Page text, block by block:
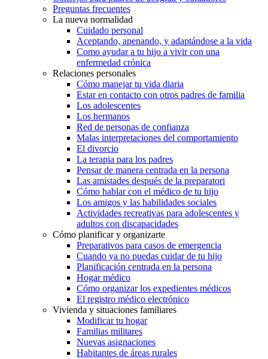
Preguntas frecuentes
La nueva normalidad
Cuidado personal
Aceptando, apenando, y adaptándose a la vida
Como ayudar a tu hijo a vivir con una
enfermedad crónica
Relaciones personales
Cómo manejar tu vida diaria
Estar en contacto con otros padres de familia
Los adolescentes
Los hermanos
Red de personas de confianza
Malas interpretaciones del comportamiento
El divorcio
La terapia para los padres
Pensar de manera centrada en la persona
Las amistades después de la preparatori
Cómo hablar con el médico de tu hijo
Los amigos y las habilidades sociales
Actividades recreativas para adolescentes y
adultos con discapacidades
Cómo planificar y organizarte
Preparativos para casos de emergencia
Cuando ya no puedas cuidar de tu hijo
Planificación centrada en la persona
Hogar médico
Cómo organizar los expedientes médicos
El registro médico electrónico
Vivienda y situaciones familiares
Modificar tu hogar
Familias militares
Nuevas asignaciones
Habitantes de áreas rurales